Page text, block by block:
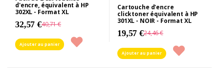
d'encre, équivalent à HP
302XL - Format XL
32,57 €40,71 €
Ajouter au panier
Cartouche d'encre
clicktoner équivalent à HP
301XL - NOIR - Format XL
19,57 €24,46 €
Ajouter au panier